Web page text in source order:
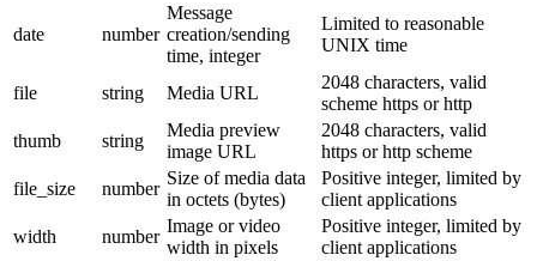
date number
Message
creation/sending
time, integer
Limited to reasonable
UNIX time
file string Media URL
2048 characters, valid
scheme https or http
thumb
string
Media preview
image URL
2048 characters, valid
https or http scheme
file_size
number
Size of media data
in octets (bytes)
Positive integer, limited by
client applications
width
number
Image or video
width in pixels
Positive integer, limited by
client applications